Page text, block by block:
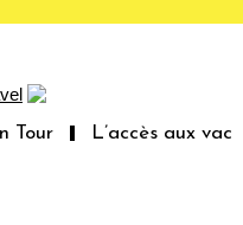
L’accès aux